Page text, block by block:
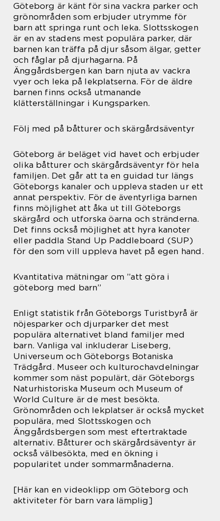
Göteborg är känt för sina vackra parker och
grönområden som erbjuder utrymme för
barn att springa runt och leka. Slottsskogen
är en av stadens mest populära parker, där
barnen kan träffa på djur såsom älgar, getter
och fåglar på djurhagarna. På
Änggårdsbergen kan barn njuta av vackra
vyer och leka på lekplatserna. För de äldre
barnen finns också utmanande
klätterställningar i Kungsparken.
Följ med på båtturer och skärgårdsäventyr
Göteborg är beläget vid havet och erbjuder
olika båtturer och skärgårdsäventyr för hela
familjen. Det går att ta en guidad tur längs
Göteborgs kanaler och uppleva staden ur ett
annat perspektiv. För de äventyrliga barnen
finns möjlighet att åka ut till Göteborgs
skärgård och utforska öarna och stränderna.
Det finns också möjlighet att hyra kanoter
eller paddla Stand Up Paddleboard (SUP)
för den som vill uppleva havet på egen hand.
Kvantitativa mätningar om ”att göra i
göteborg med barn”
Enligt statistik från Göteborgs Turistbyrå är
nöjesparker och djurparker det mest
populära alternativet bland familjer med
barn. Vanliga val inkluderar Liseberg,
Universeum och Göteborgs Botaniska
Trädgård. Museer och kulturochavdelningar
kommer som näst populärt, där Göteborgs
Naturhistoriska Museum och Museum of
World Culture är de mest besökta.
Grönområden och lekplatser är också mycket
populära, med Slottsskogen och
Änggårdsbergen som mest eftertraktade
alternativ. Båtturer och skärgårdsäventyr är
också välbesökta, med en ökning i
popularitet under sommarmånaderna.
[Här kan en videoklipp om Göteborg och
aktiviteter för barn vara lämplig]